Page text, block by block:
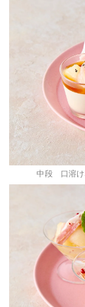
中段 口溶け